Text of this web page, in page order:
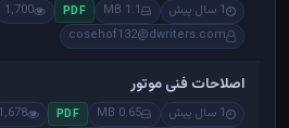
1 سال پیش 1.1 MB
PDF
1,700
cosehof132@dwriters.com
اصلاحات فنی موتور
1 سال پیش 0.65 MB
PDF
1,678